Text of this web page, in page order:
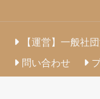
【運営】一般社
問い合わせ